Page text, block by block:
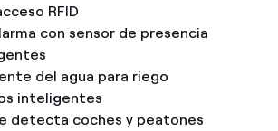
RFID
con sensor de presencia
del agua para riego
inteligentes
detecta coches y peatones